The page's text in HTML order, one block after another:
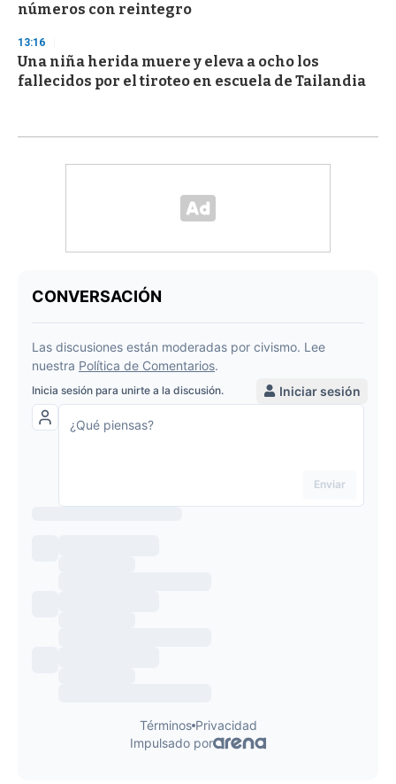
números con reintegro
13:16
Una niña herida muere y eleva a ocho los
fallecidos por el tiroteo en escuela de Tailandia